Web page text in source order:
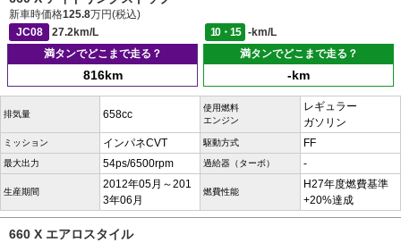
新車時価格125.8万円(税込)
JC08
27.2km/L 10・15
-km/L
満タンでどこまで走る？
816km
満タンでどこまで走る？
-km
排気量 658cc
使用燃料
エンジン
レギュラー
ガソリン
ミッション インパネCVT 駆動方式 FF
最大出力 54ps/6500rpm 過給器（ターボ） -
生産期間
2012年05月～201
3年06月
燃費性能
H27年度燃費基準
+20%達成
660 X エアロスタイル